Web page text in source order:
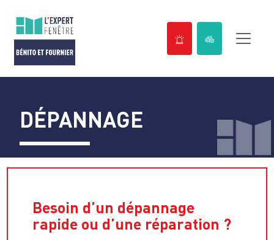
contenuDÉPANNAGE
Besoin d’un dépannage
rapide ou d’une réparation ?